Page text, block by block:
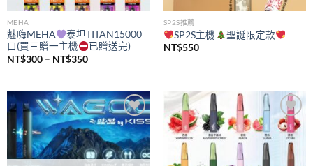
MEHA
魅嗨MEHA
泰坦TITAN15000
口(買三贈一主機
已贈送完)
NT$300 – NT$350價
NT$300
到
NT$350
SP2S推薦
SP2S主機
聖誕限定款
NT$550
Add to
wishlist
Add to
wishlist